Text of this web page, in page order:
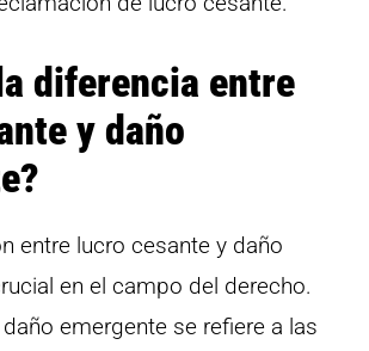
diferencia entre
y daño
entre lucro cesante y daño
en el campo del derecho.
emergente se refiere a las